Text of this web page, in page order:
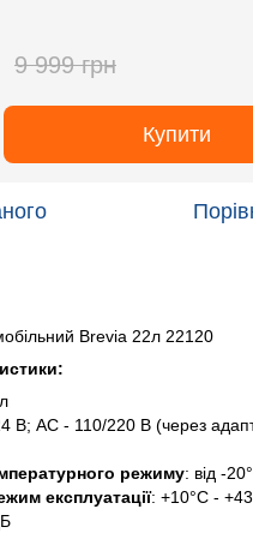
9 999 грн
Купити
Brevia 22л 22120
В; AC - 110/220 В (через
режиму: від -
експлуатації: +10°C -